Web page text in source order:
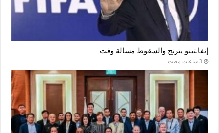
إنفانتينو يترنح والسقوط مسالة وقت